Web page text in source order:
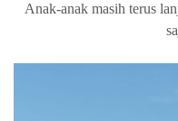
Anak-anak masih terus